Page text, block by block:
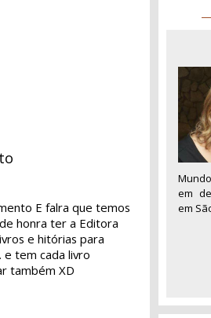
E falra que temos
honra ter a Editora
e hitórias para
e tem cada livro
também XD
em
em